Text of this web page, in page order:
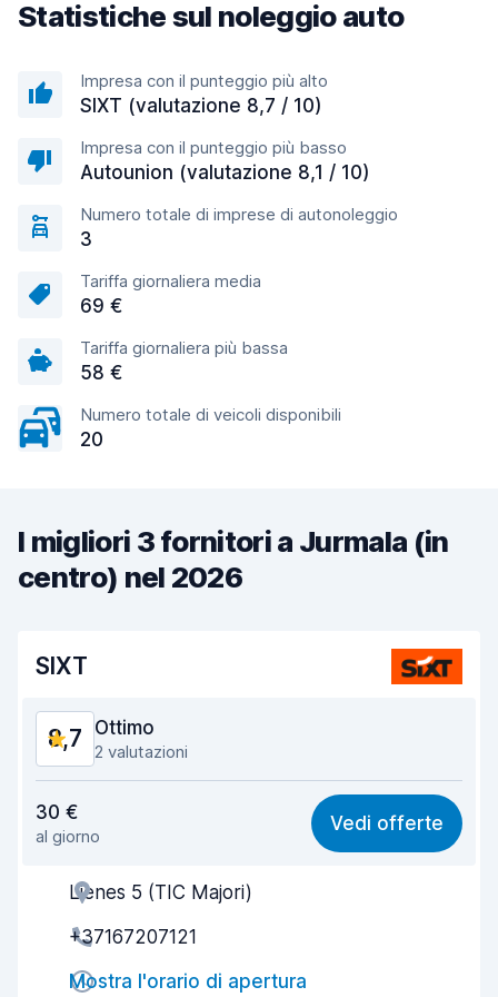
Statistiche sul noleggio auto
Impresa con il punteggio più alto
SIXT (valutazione 8,7 / 10)
Impresa con il punteggio più basso
Autounion (valutazione 8,1 / 10)
Numero totale di imprese di autonoleggio
3
Tariffa giornaliera media
69 €
Tariffa giornaliera più bassa
58 €
Numero totale di veicoli disponibili
20
I migliori 3 fornitori a Jurmala (in
centro) nel 2026
SIXT
8,7 Ottimo
2 valutazioni
8,8
Facile da trovare 8,2
Gentilezza degli agenti
Rapidità del ritiro
Rapidità della riconsegna
30 €
al giorno
Vedi offerte
Lienes 5 (TIC Majori)
+37167207121
Mostra l'orario di apertura